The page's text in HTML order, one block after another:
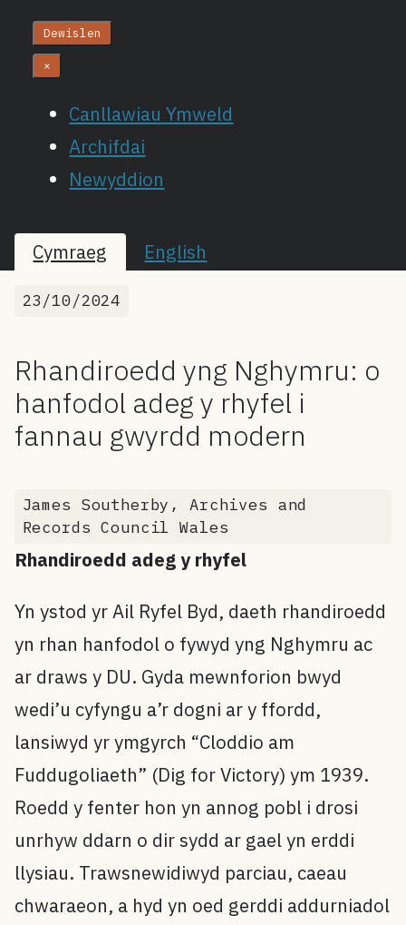
Dewislen
×
Canllawiau Ymweld
Archifdai
Newyddion
Cymraeg English
23/10/2024
Rhandiroedd yng Nghymru: o
hanfodol adeg y rhyfel i
fannau gwyrdd modern
James Southerby, Archives and
Records Council Wales
Rhandiroedd adeg y rhyfel
Yn ystod yr Ail Ryfel Byd, daeth rhandiroedd
yn rhan hanfodol o fywyd yng Nghymru ac
ar draws y DU. Gyda mewnforion bwyd
wedi’u cyfyngu a’r dogni ar y ffordd,
lansiwyd yr ymgyrch “Cloddio am
Fuddugoliaeth” (Dig for Victory) ym 1939.
Roedd y fenter hon yn annog pobl i drosi
unrhyw ddarn o dir sydd ar gael yn erddi
llysiau. Trawsnewidiwyd parciau, caeau
chwaraeon, a hyd yn oed gerddi addurniadol